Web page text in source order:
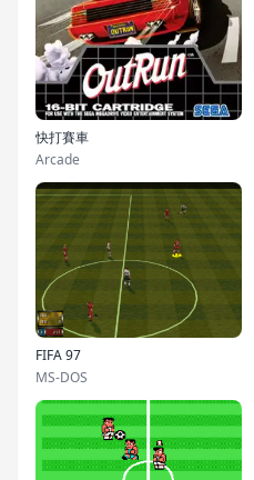
快打賽車
Arcade
FIFA 97
MS-DOS